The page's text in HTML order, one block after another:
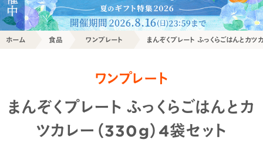
ホーム 食品 ワンプレート まんぞくプレート ふっくらごはんとカツ
ワンプレート
まんぞくプレート ふっくらごはんとカ
ツカレー（330g）4袋セット